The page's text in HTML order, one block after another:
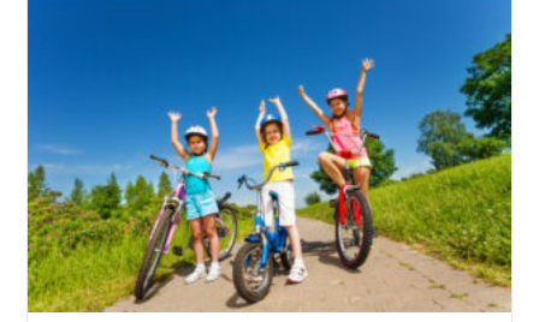
Investidor
Em
Criptomoedas
Deveria
Conhecê-
La
(mesmo
Que
Não
Seja
Trader)